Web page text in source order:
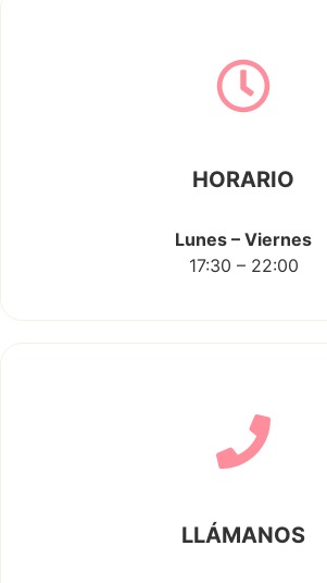
HORARIO
Lunes – Viernes
17:30 – 22:00
LLÁMANOS